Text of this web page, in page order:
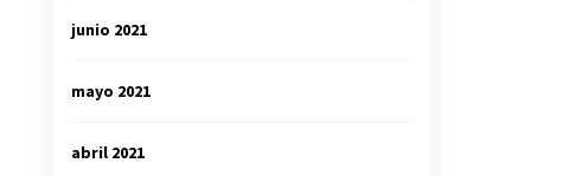
junio 2021
mayo 2021
abril 2021